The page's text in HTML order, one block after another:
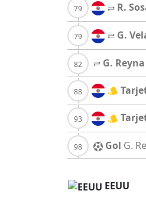
R.
G.
G.
Gol G.
EEUU